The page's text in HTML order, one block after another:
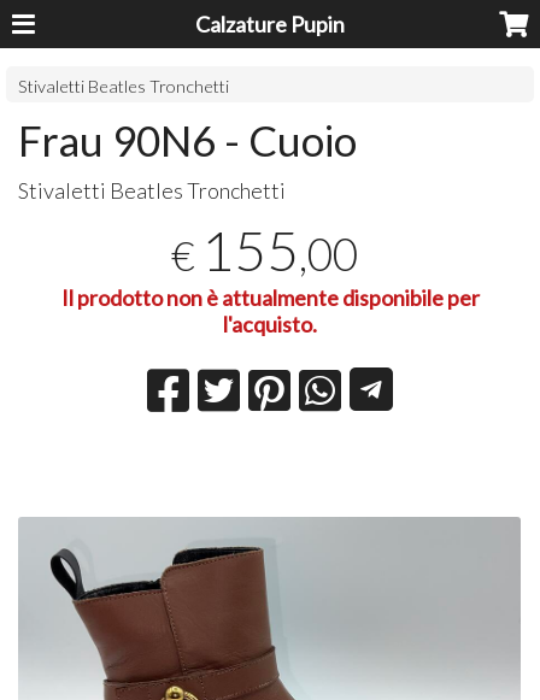
Calzature Pupin
Stivaletti Beatles Tronchetti
Frau 90N6 - Cuoio
Stivaletti Beatles Tronchetti
€ 155,00
Il prodotto non è attualmente disponibile per
l'acquisto.